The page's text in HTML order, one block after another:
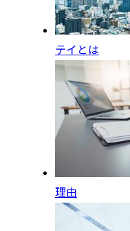
テイとは
理由